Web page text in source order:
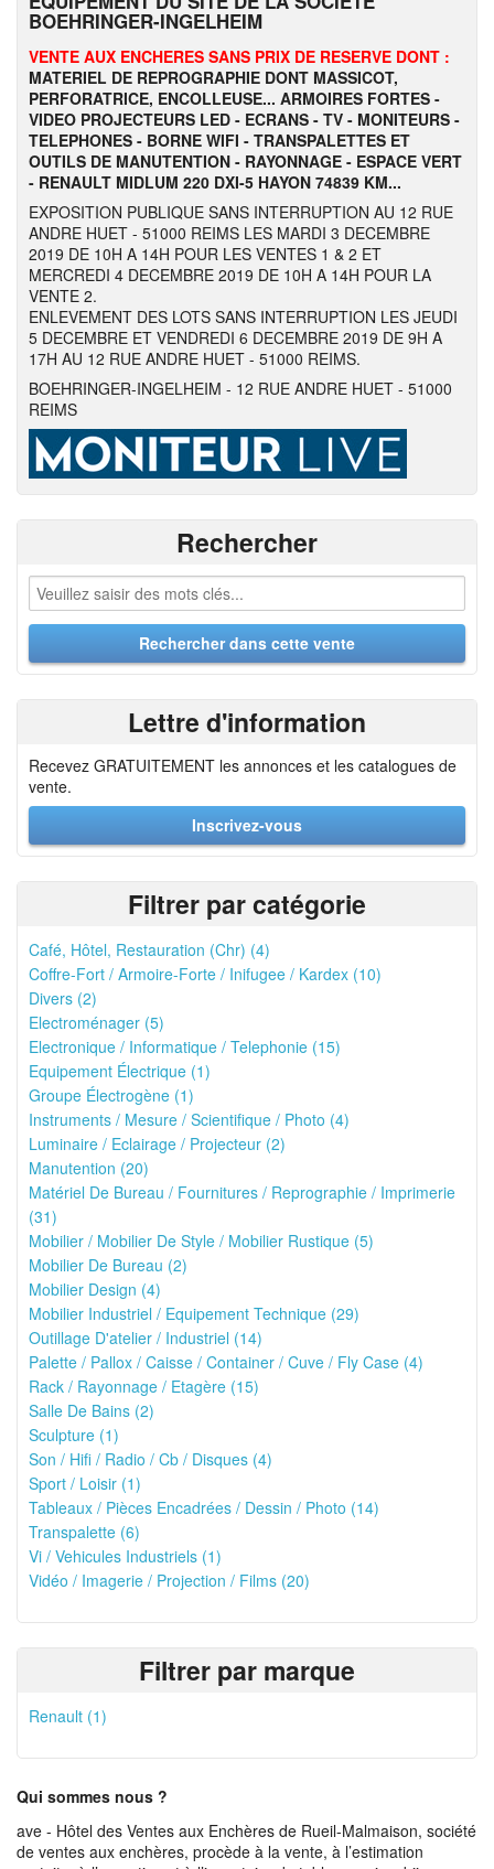
BOEHRINGER-INGELHEIM
VENTE AUX ENCHERES SANS PRIX DE RESERVE DONT :
MATERIEL DE REPROGRAPHIE DONT MASSICOT,
PERFORATRICE, ENCOLLEUSE... ARMOIRES FORTES -
VIDEO PROJECTEURS LED - ECRANS - TV - MONITEURS -
TELEPHONES - BORNE WIFI - TRANSPALETTES ET
OUTILS DE MANUTENTION - RAYONNAGE - ESPACE VERT
- RENAULT MIDLUM 220 DXI-5 HAYON 74839 KM...
EXPOSITION PUBLIQUE SANS INTERRUPTION AU 12 RUE
ANDRE HUET - 51000 REIMS LES MARDI 3 DECEMBRE
2019 DE 10H A 14H POUR LES VENTES 1 & 2 ET
MERCREDI 4 DECEMBRE 2019 DE 10H A 14H POUR LA
VENTE 2.
ENLEVEMENT DES LOTS SANS INTERRUPTION LES JEUDI
5 DECEMBRE ET VENDREDI 6 DECEMBRE 2019 DE 9H A
17H AU 12 RUE ANDRE HUET - 51000 REIMS.
BOEHRINGER-INGELHEIM - 12 RUE ANDRE HUET - 51000
REIMS
Rechercher
Lettre d'information
Recevez GRATUITEMENT les annonces et les catalogues de
vente.
Inscrivez-vous
Filtrer par catégorie
Café, Hôtel, Restauration (Chr) (4)
Coffre-Fort / Armoire-Forte / Inifugee / Kardex (10)
Divers (2)
Electroménager (5)
Electronique / Informatique / Telephonie (15)
Equipement Électrique (1)
Groupe Électrogène (1)
Instruments / Mesure / Scientifique / Photo (4)
Luminaire / Eclairage / Projecteur (2)
Manutention (20)
Matériel De Bureau / Fournitures / Reprographie / Imprimerie
(31)
Mobilier / Mobilier De Style / Mobilier Rustique (5)
Mobilier De Bureau (2)
Mobilier Design (4)
Mobilier Industriel / Equipement Technique (29)
Outillage D'atelier / Industriel (14)
Palette / Pallox / Caisse / Container / Cuve / Fly Case (4)
Rack / Rayonnage / Etagère (15)
Salle De Bains (2)
Sculpture (1)
Son / Hifi / Radio / Cb / Disques (4)
Sport / Loisir (1)
Tableaux / Pièces Encadrées / Dessin / Photo (14)
Transpalette (6)
Vi / Vehicules Industriels (1)
Vidéo / Imagerie / Projection / Films (20)
Filtrer par marque
Renault (1)
Qui sommes nous ?
ave - Hôtel des Ventes aux Enchères de Rueil-Malmaison, société
de ventes aux enchères, procède à la vente, à l’estimation